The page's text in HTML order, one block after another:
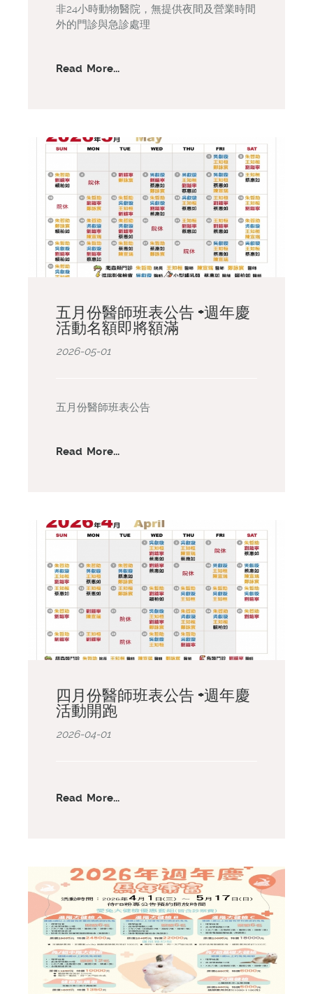
非24小時動物醫院，無提供夜間及營業時間
外的門診與急診處理
Read More...
五月份醫師班表公告 +週年慶
活動名額即將額滿
2026-05-01
五月份醫師班表公告
Read More...
四月份醫師班表公告 +週年慶
活動開跑
2026-04-01
Read More...